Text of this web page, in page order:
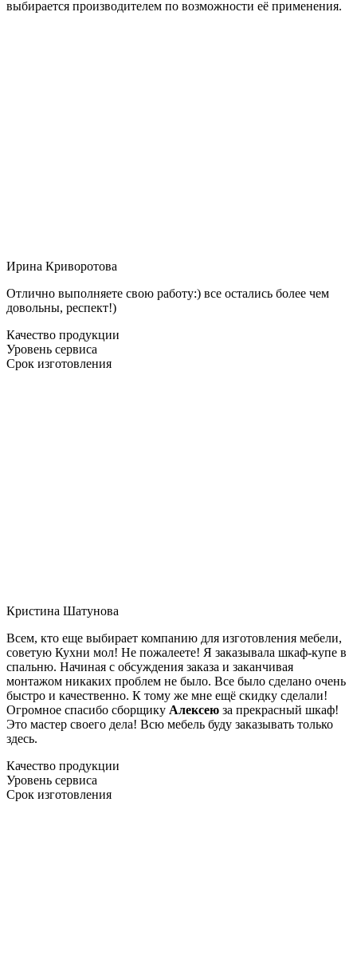
выбирается производителем по возможности её применения.
Ирина Криворотова
Отлично выполняете свою работу:) все остались более чем
довольны, респект!)
Качество продукции
Уровень сервиса
Срок изготовления
Кристина Шатунова
Всем, кто еще выбирает компанию для изготовления мебели,
советую Кухни мол! Не пожалеете! Я заказывала шкаф-купе в
спальню. Начиная с обсуждения заказа и заканчивая
монтажом никаких проблем не было. Все было сделано очень
быстро и качественно. К тому же мне ещё скидку сделали!
Огромное спасибо сборщику Алексею за прекрасный шкаф!
Это мастер своего дела! Всю мебель буду заказывать только
здесь.
Качество продукции
Уровень сервиса
Срок изготовления